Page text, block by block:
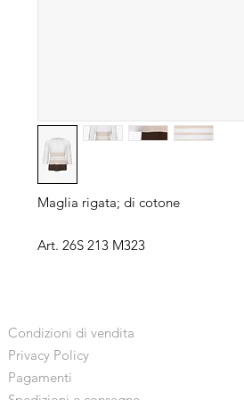
Maglia rigata; di cotone
Art. 26S 213 M323
Condizioni di vendita
Privacy Policy
Pagamenti